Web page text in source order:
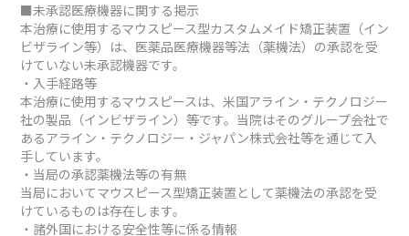
■未承認医療機器に関する掲示
本治療に使用するマウスピース型カスタムメイド矯正装置（イン
ビザライン等）は、医薬品医療機器等法（薬機法）の承認を受
けていない未承認機器です。
・入手経路等
本治療に使用するマウスピースは、米国アライン・テクノロジー
社の製品（インビザライン）等です。当院はそのグループ会社で
あるアライン・テクノロジー・ジャパン株式会社等を通じて入
手しています。
・当局の承認薬機法等の有無
当局においてマウスピース型矯正装置として薬機法の承認を受
けているものは存在します。
・諸外国における安全性等に係る情報